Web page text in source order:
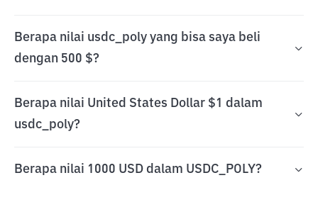
Berapa nilai usdc_poly yang bisa saya beli
dengan 500 $?
Berapa nilai United States Dollar $1 dalam
usdc_poly?
Berapa nilai 1000 USD dalam USDC_POLY?